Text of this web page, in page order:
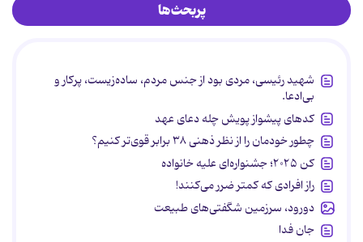
پربحث‌ها
شهید رئیسی، مردی بود از جنس مردم، ساده‌زیست، پرکار و
بی‌ادعا.
کدهای پیشواز پویش چله دعای عهد
چطور خودمان را از نظر ذهنی ۳۸ برابر قوی‌تر کنیم؟
کن ۲۰۲۵؛ جشنواره‌ای علیه خانواده
راز افرادی که کمتر ضرر می‌کنند!
دورود، سرزمین شگفتی‌های طبیعت
جان فدا